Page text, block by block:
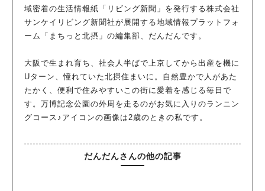
域密着の生活情報紙「リビング新聞」を発行する株式会社
サンケイリビング新聞社が展開する地域情報プラットフォ
ーム「まちっと北摂」の編集部、だんだんです。
大阪で生まれ育ち、社会人半ばで上京してから出産を機に
Uターン、憧れていた北摂住まいに。自然豊かで人があた
たかく、便利で住みやすいこの街に愛着を感じる毎日で
す。万博記念公園の外周を走るのがお気に入りのランニン
グコース♪アイコンの画像は2歳のときの私です。
だんだんさんの他の記事